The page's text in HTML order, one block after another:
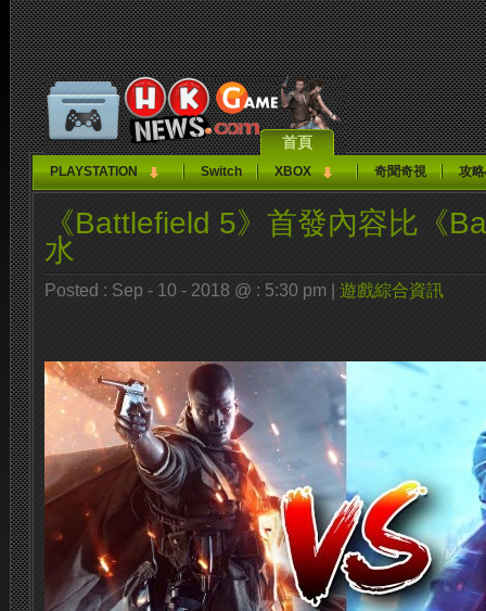
首頁
PLAYSTATION Switch XBOX 奇聞奇視 攻
《Battlefield 5》首發內容比《
水
Posted : Sep - 10 - 2018 @ : 5:30 pm | 遊戲綜合資訊